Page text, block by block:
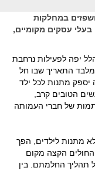
במחלקות
בעלי עסקים מקומיים,
יפה לפעילות נרחבת
מלבד התאריך שבו חל
מתנות לכל ילד
הטובים קרב,
של חברי העמותה
מתנות לילדים, הפך
החולים הקצה מקום
תהליך החלמתם. בין